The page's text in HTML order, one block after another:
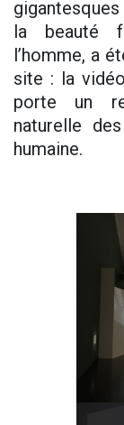
la beauté
l’homme, a
site : la
porte un
naturelle
humaine.